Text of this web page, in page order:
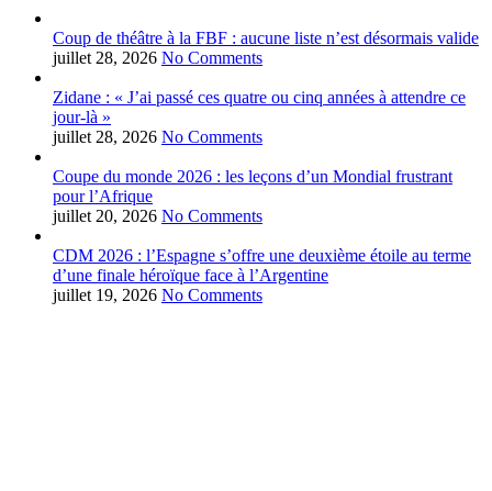
Coup de théâtre à la FBF : aucune liste n’est désormais valide
juillet 28, 2026 No Comments
Zidane : « J’ai passé ces quatre ou cinq années à attendre ce
jour-là »
juillet 28, 2026 No Comments
Coupe du monde 2026 : les leçons d’un Mondial frustrant
pour l’Afrique
juillet 20, 2026 No Comments
CDM 2026 : l’Espagne s’offre une deuxième étoile au terme
d’une finale héroïque face à l’Argentine
juillet 19, 2026 No Comments